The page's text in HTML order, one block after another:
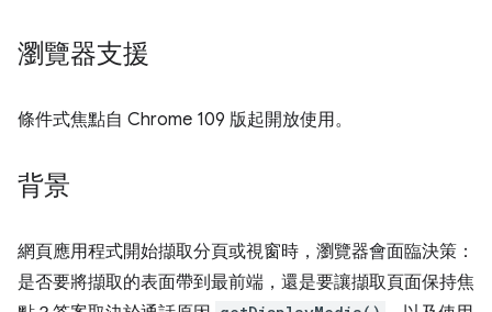
瀏覽器支援
條件式焦點自 Chrome 109 版起開放使用。
背景
網頁應用程式開始擷取分頁或視窗時，瀏覽器會面臨決策：
是否要將擷取的表面帶到最前端，還是要讓擷取頁面保持焦